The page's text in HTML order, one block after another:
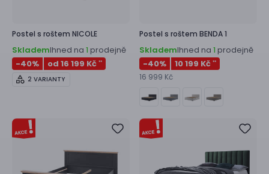
Postel s roštem NICOLE
SklademIhned na 1 prodejně
-40% od 16 199 Kč **
2 VARIANTY
Postel s roštem BENDA 1
SklademIhned na 1 prodejně
-40% 10 199 Kč **
16 999 Kč